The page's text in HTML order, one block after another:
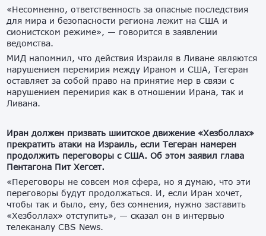
«Несомненно, ответственность за опасные последствия
для мира и безопасности региона лежит на США и
сионистском режиме», — говорится в заявлении
ведомства.
МИД напомнил, что действия Израиля в Ливане являются
нарушением перемирия между Ираном и США, Тегеран
оставляет за собой право на принятие мер в связи с
нарушением перемирия как в отношении Ирана, так и
Ливана.
Иран должен призвать шиитское движение «Хезболлах»
прекратить атаки на Израиль, если Тегеран намерен
продолжить переговоры с США. Об этом заявил глава
Пентагона Пит Хегсет.
«Переговоры не совсем моя сфера, но я думаю, что эти
переговоры будут продолжаться. И, если Иран хочет,
чтобы так и было, ему, без сомнения, нужно заставить
«Хезболлах» отступить», — сказал он в интервью
телеканалу CBS News.